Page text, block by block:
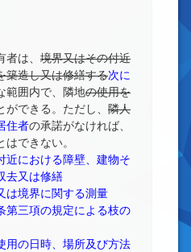
は、 境界又はその付近
築造し又は修繕する次に
範囲内で、隣地の使用を
ができる。ただし、 隣人
住者の承諾がなければ、
はできない。
における障壁、建物そ
去又は修繕
境界に関する測量
三項の規定による枝の
の日時、場所及び方法